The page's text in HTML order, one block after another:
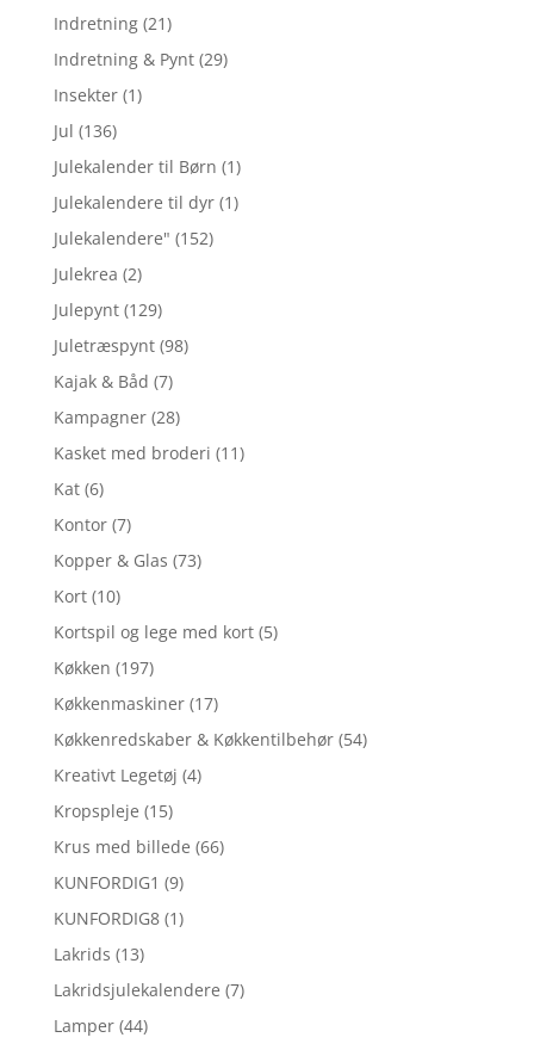
Indretning (21)
Indretning & Pynt (29)
Insekter (1)
Jul (136)
Julekalender til Børn (1)
Julekalendere til dyr (1)
Julekalendere" (152)
Julekrea (2)
Julepynt (129)
Juletræspynt (98)
Kajak & Båd (7)
Kampagner (28)
Kasket med broderi (11)
Kat (6)
Kontor (7)
Kopper & Glas (73)
Kort (10)
Kortspil og lege med kort (5)
Køkken (197)
Køkkenmaskiner (17)
Køkkenredskaber & Køkkentilbehør (54)
Kreativt Legetøj (4)
Kropspleje (15)
Krus med billede (66)
KUNFORDIG1 (9)
KUNFORDIG8 (1)
Lakrids (13)
Lakridsjulekalendere (7)
Lamper (44)